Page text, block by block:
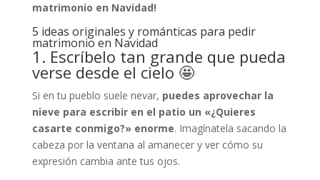
matrimonio en Navidad!
5 ideas originales y románticas para pedir
matrimonio en Navidad
1. Escríbelo tan grande que pueda
verse desde el cielo 🤩
Si en tu pueblo suele nevar, puedes aprovechar la
nieve para escribir en el patio un «¿Quieres
casarte conmigo?» enorme. Imagínatela sacando la
cabeza por la ventana al amanecer y ver cómo su
expresión cambia ante tus ojos.